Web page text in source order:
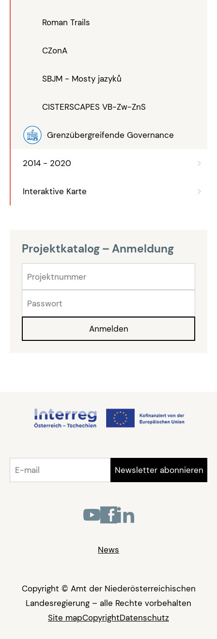
Roman Trails
CZonA
SBJM - Mosty jazyků
CISTERSCAPES VB-Zw-ZnS
Grenzübergreifende Governance
2014 - 2020
Interaktive Karte
Projektkatalog – Anmeldung
News
Copyright © Amt der Niederösterreichischen
Landesregierung – alle Rechte vorbehalten
Site mapCopyrightDatenschutz